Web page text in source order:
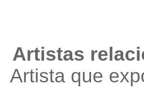
Artistas
Artista que